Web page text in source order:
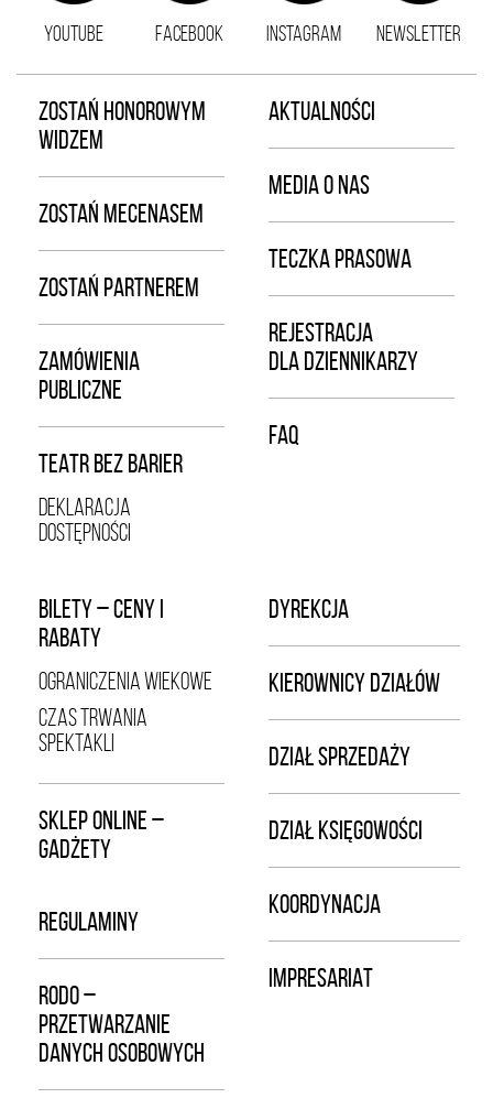
YOUTUBE FACEBOOK INSTAGRAM NEWSLETTER
ZOSTAŃ HONOROWYM
WIDZEM
ZOSTAŃ MECENASEM
ZOSTAŃ PARTNEREM
ZAMÓWIENIA
PUBLICZNE
TEATR BEZ BARIER
DEKLARACJA
DOSTĘPNOŚCI
AKTUALNOŚCI
MEDIA O NAS
TECZKA PRASOWA
REJESTRACJA
DLA DZIENNIKARZY
FAQ
BILETY – CENY I
RABATY
OGRANICZENIA WIEKOWE
CZAS TRWANIA
SPEKTAKLI
SKLEP ONLINE –
GADŻETY
REGULAMINY
RODO –
PRZETWARZANIE
DANYCH OSOBOWYCH
DYREKCJA
KIEROWNICY DZIAŁÓW
DZIAŁ SPRZEDAŻY
DZIAŁ KSIĘGOWOŚCI
KOORDYNACJA
IMPRESARIAT